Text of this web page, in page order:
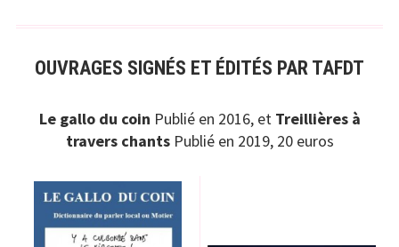
Publication
Ateliers
Géographi
OUVRAGES SIGNÉS ET ÉDITÉS PAR TAFDT
Le gallo du coin Publié en 2016, et Treillières à
travers chants Publié en 2019, 20 euros